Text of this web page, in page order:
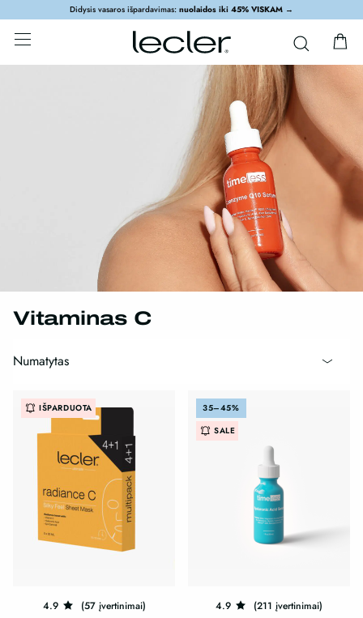
Didysis vasaros išpardavimas: nuolaidos iki 45% VISKAM →
Vitaminas C
Numatytas
IŠPARDUOTA
4.9 (57 įvertinimai)
35–45%
SALE
4.9 (211 įvertinimai)